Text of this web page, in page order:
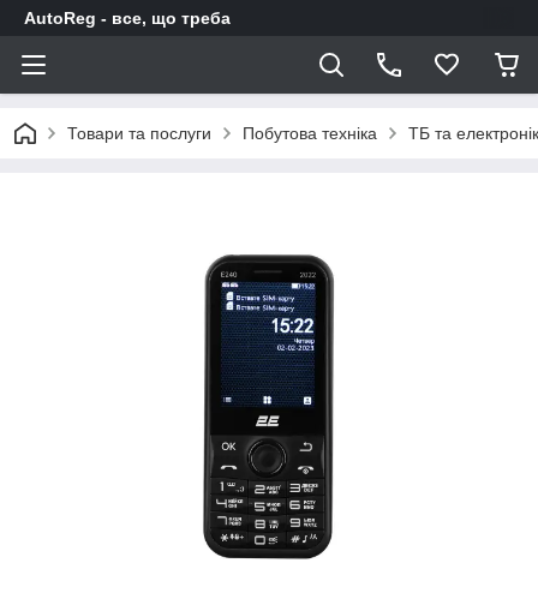
AutoReg - все, що треба
Товари та послуги Побутова техніка ТБ та